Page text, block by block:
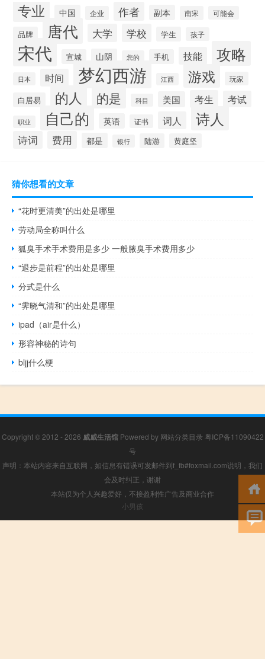
专业 中国 企业 作者 副本 南宋 可能会
品牌 唐代 大学 学校 学生 孩子
宋代 宣城 山阴 您的 手机 技能 攻略
日本 时间 梦幻西游 江西 游戏 玩家
白居易 的人 的是 科目 美国 考生 考试
职业 自己的 英语 证书 词人 诗人
诗词 费用 都是 银行 陆游 黄庭坚
猜你想看的文章
“花时更清美”的出处是哪里
劳动局全称叫什么
狐臭手术手术费用是多少 一般腋臭手术费用多少
“退步是前程”的出处是哪里
分式是什么
“霁晓气清和”的出处是哪里
ipad（air是什么）
形容神秘的诗句
bljj什么梗
Copyright © 2012 - 2026 威威生活馆Powered by 网站分类目录 粤ICP备11090422
号
声明：本站内容来自互联网，如信息有错误可发邮件到f_fb#foxmail.com说明，我们
会及时纠正，谢谢
本站仅为个人兴趣爱好，不接盈利性广告及商业合作
小男孩